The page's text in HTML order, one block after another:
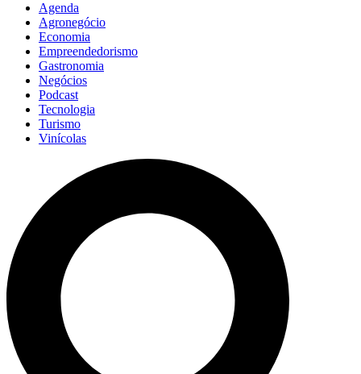
Agenda
Agronegócio
Economia
Empreendedorismo
Gastronomia
Negócios
Podcast
Tecnologia
Turismo
Vinícolas